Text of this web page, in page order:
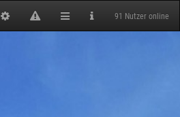
91 Nutzer online